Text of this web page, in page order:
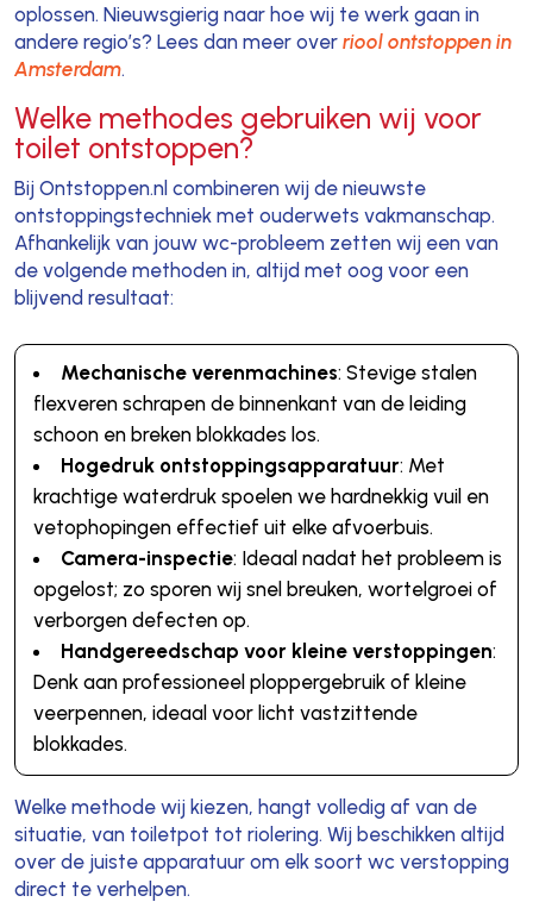
oplossen. Nieuwsgierig naar hoe wij te werk gaan in
andere regio’s? Lees dan meer over riool ontstoppen in
Amsterdam.
Welke methodes gebruiken wij voor
toilet ontstoppen?
Bij Ontstoppen.nl combineren wij de nieuwste
ontstoppingstechniek met ouderwets vakmanschap.
Afhankelijk van jouw wc-probleem zetten wij een van
de volgende methoden in, altijd met oog voor een
blijvend resultaat:
Mechanische verenmachines: Stevige stalen
flexveren schrapen de binnenkant van de leiding
schoon en breken blokkades los.
Hogedruk ontstoppingsapparatuur: Met
krachtige waterdruk spoelen we hardnekkig vuil en
vetophopingen effectief uit elke afvoerbuis.
Camera-inspectie: Ideaal nadat het probleem is
opgelost; zo sporen wij snel breuken, wortelgroei of
verborgen defecten op.
Handgereedschap voor kleine verstoppingen:
Denk aan professioneel ploppergebruik of kleine
veerpennen, ideaal voor licht vastzittende
blokkades.
Welke methode wij kiezen, hangt volledig af van de
situatie, van toiletpot tot riolering. Wij beschikken altijd
over de juiste apparatuur om elk soort wc verstopping
direct te verhelpen.